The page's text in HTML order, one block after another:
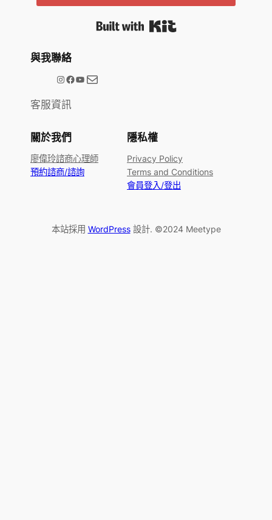
與我聯絡
@meetype.tw Facebook YouTube 電子郵件
客服資訊
關於我們
廖偉玲諮商心理師
預約諮商/諮詢
隱私權
Privacy Policy
Terms and Conditions
會員登入/登出
本站採用 WordPress設計. ©2024 Meetype